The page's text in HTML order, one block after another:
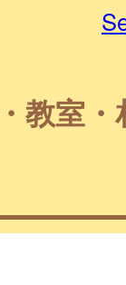
教室・